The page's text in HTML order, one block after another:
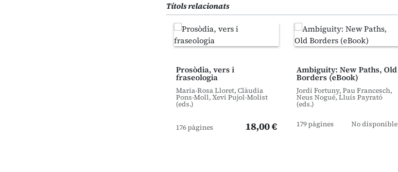
Títols relacionats
Prosòdia, vers i
fraseologia
Maria-Rosa Lloret, Clàudia
Pons-Moll, Xevi Pujol-Molist
(eds.)
176 pàgines 18,00 €
Ambiguity: New Paths, Old
Borders (eBook)
Jordi Fortuny, Pau Francesch,
Neus Nogué, Lluís Payrató
(eds.)
179 pàgines No disponible